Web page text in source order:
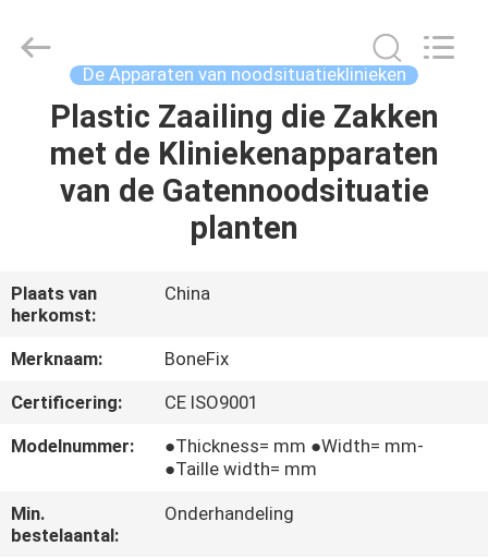
HUIS
PRODUCTEN
ONS
FABRIEKSREIS
KWALITEITSCONTROLE
CONTACTEER
ONS
Copyright
orthopedicsurgeryinstrument.com.
De Apparaten van noodsituatieklinieken
Plastic Zaailing die Zakken
met de Kliniekenapparaten
van de Gatennoodsituatie
planten
Plaats van
herkomst:
China
Merknaam:
BoneFix
Certificering:
CE ISO9001
Modelnummer:
●Thickness= mm ●Width= mm-
●Taille width= mm
Min.
bestelaantal:
Onderhandeling